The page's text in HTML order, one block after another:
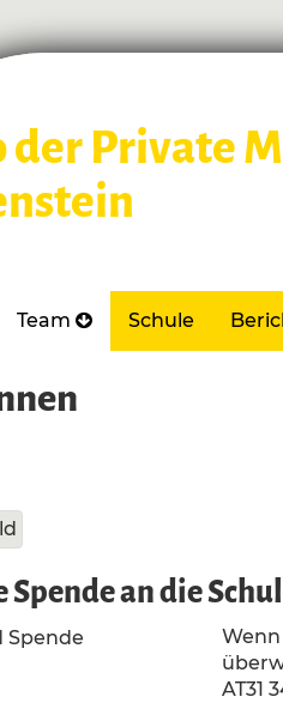
Team Schule
Spende an die
AT31